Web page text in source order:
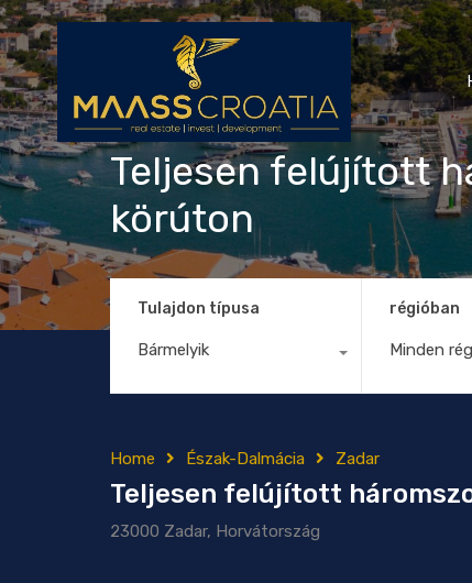
Teljesen felújított
körúton
Tulajdon típusa
Bármelyik
régióban
Minden
Home Észak-Dalmácia Zadar
Teljesen felújított
23000 Zadar, Horvátország